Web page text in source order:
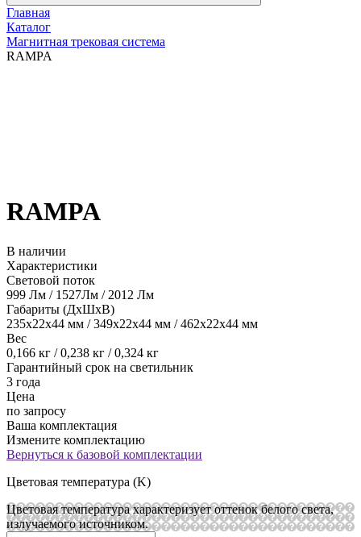
Главная
Каталог
Магнитная трековая система
RAMPA
RAMPA
В наличии
Характеристики
Световой поток
999 Лм / 1527Лм / 2012 Лм
Габариты (ДхШхВ)
235х22х44 мм / 349х22х44 мм / 462х22х44 мм
Вес
0,166 кг / 0,238 кг / 0,324 кг
Гарантийный срок на светильник
3 года
Цена
по запросу
Ваша комплектация
Измените комплектацию
Вернуться к базовой комплектации
Цветовая температура (K)
Цветовая температура характеризует оттенок белого света,
излучаемого источником.